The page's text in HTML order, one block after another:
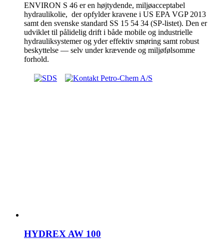
ENVIRON S 46 er en højtydende, miljøacceptabel
hydraulikolie, der opfylder kravene i US EPA VGP 2013
samt den svenske standard SS 15 54 34 (SP-listet). Den er
udviklet til pålidelig drift i både mobile og industrielle
hydrauliksystemer og yder effektiv smøring samt robust
beskyttelse — selv under krævende og miljøfølsomme
forhold.
HYDREX AW 100